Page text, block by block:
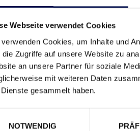
Webseite verwendet Cookies
Cookies, um Inhalte und
die Zugriffe auf unsere Website zu
an unsere Partner für soziale
mit weiteren Daten
gesammelt haben.
NOTWENDIG
die Lehrlinge von heute die
für einen erfolgreichen
für Tischler,
Schritt-für-Schritt-Einführung in
die einzelnen Bereiche und